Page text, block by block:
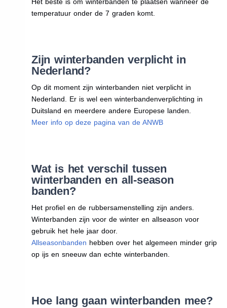
temperatuur onder de 7 graden komt.
Zijn winterbanden verplicht in
Nederland?
Op dit moment zijn winterbanden niet verplicht in
Nederland. Er is wel een winterbandenverplichting in
Duitsland en meerdere andere Europese landen.
Meer info op deze pagina van de ANWB
Wat is het verschil tussen
winterbanden en all-season
banden?
Het profiel en de rubbersamenstelling zijn anders.
Winterbanden zijn voor de winter en allseason voor
gebruik het hele jaar door.
Allseasonbanden hebben over het algemeen minder grip
op ijs en sneeuw dan echte winterbanden.
Hoe lang gaan winterbanden mee?